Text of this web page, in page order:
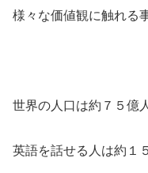
様々な価値観に触れる
世界の人口は約７５億
英語を話せる人は約１